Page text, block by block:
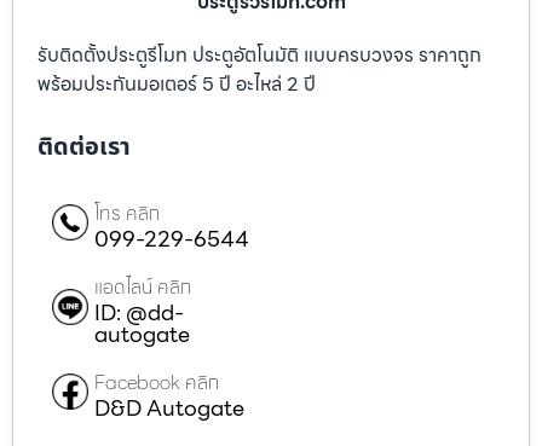
รับติดตั้งประตูรีโมท ประตูอัตโนมัติ แบบครบวงจร ราคาถูก
พร้อมประกันมอเตอร์ 5 ปี อะไหล่ 2 ปี
ติดต่อเรา
โทร คลิก
099-229-6544
แอดไลน์ คลิก
ID: @dd-
autogate
Facebook คลิก
D&D Autogate